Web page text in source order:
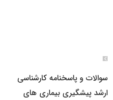
سوالات و پاسخنامه کارشناسی
ارشد پیشگیری بیماری های